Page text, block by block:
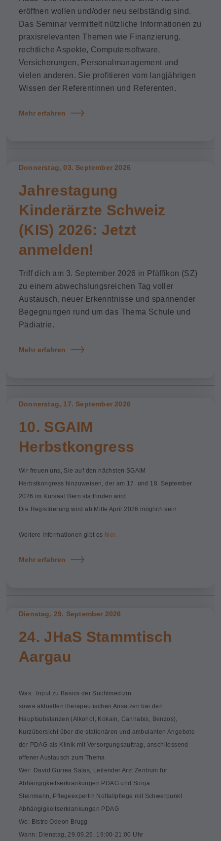
eröffnen wollen und/oder neu selbständig sind.
Das Seminar vermittelt nützliche Informationen zu
praxisrelevanten Themen wie Finanzierung,
rechtliche Aspekte, Computersoftware,
Versicherungen, Personalmanagement und
vielen anderen. Sie profitieren vom langjährigen
Wissen der Referentinnen und Referenten.
Mehr erfahren
Donnerstag, 03. September 2026
Jahrestagung
Kinderärzte Schweiz
(KIS) 2026: Jetzt
anmelden!
Triff dich am 3. September 2026 in Pfäffikon (SZ)
zu einem abwechslungsreichen Tag voller
Austausch, neuer Erkenntnisse und spannender
Begegnungen rund um das Thema Schule und
Pädiatrie.
Mehr erfahren
Donnerstag, 17. September 2026
10. SGAIM
Herbstkongress
Wir freuen uns, Sie auf den nächsten SGAIM
Herbstkongress hinzuweisen, der am 17. und 18. September
2026 im Kursaal Bern stattfinden wird.
Die Registrierung wird ab Mitte April 2026 möglich sein.
Weitere Informationen gibt es hier.
Mehr erfahren
Dienstag, 29. September 2026
24. JHaS Stammtisch
Aargau
​​​​​​Was: Input zu Basics der Suchtmedizin
sowie aktuellen therapeutischen Ansätzen bei den
Hauptsubstanzen (Alkohol, Kokain, Cannabis, Benzos),
Kurzübersicht über die stationären und ambulanten Angebote
der PDAG als Klinik mit Versorgungsauftrag, anschliessend
offener Austausch zum Thema
Wer: David Gurrea Salas, Leitender Arzt Zentrum für
Abhängigkeitserkrankungen PDAG und Sonja
Steinmann, Pflegeexpertin Notfallpflege mit Schwerpunkt
Abhängigkeitserkrankungen PDAG
Wo: Bistro Odeon Brugg
Wann: Dienstag, 29.09.26, 19:00-21:00 Uhr